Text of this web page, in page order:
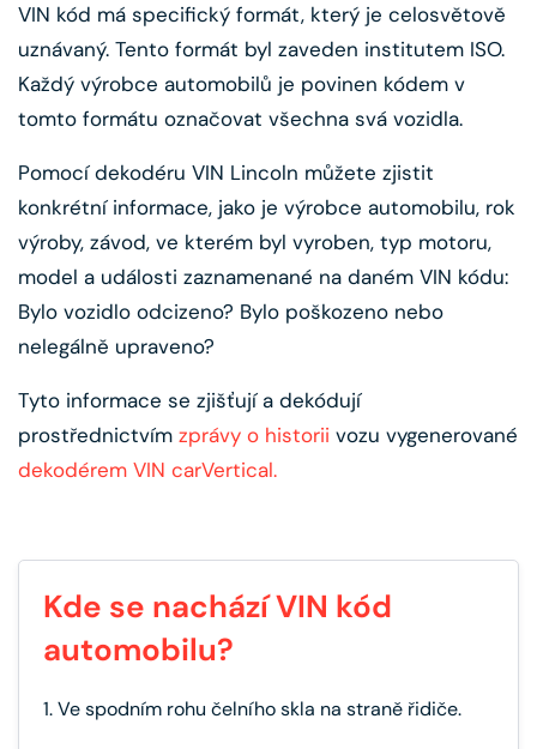
VIN kód má specifický formát, který je celosvětově
uznávaný. Tento formát byl zaveden institutem ISO.
Každý výrobce automobilů je povinen kódem v
tomto formátu označovat všechna svá vozidla.
Pomocí dekodéru VIN Lincoln můžete zjistit
konkrétní informace, jako je výrobce automobilu, rok
výroby, závod, ve kterém byl vyroben, typ motoru,
model a události zaznamenané na daném VIN kódu:
Bylo vozidlo odcizeno? Bylo poškozeno nebo
nelegálně upraveno?
Tyto informace se zjišťují a dekódují
prostřednictvím zprávy o historii vozu vygenerované
dekodérem VIN carVertical.
Kde se nachází VIN kód
automobilu?
1. Ve spodním rohu čelního skla na straně řidiče.